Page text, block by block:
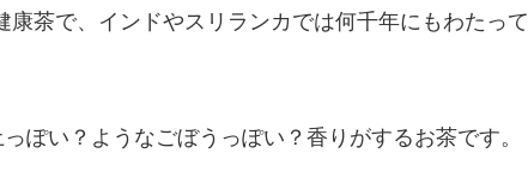
茶で、インドやスリランカでは何千年にもわたって
ぽい？ようなごぼうっぽい？香りがするお茶です。